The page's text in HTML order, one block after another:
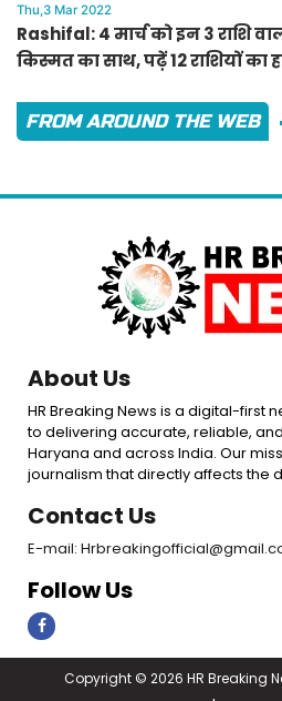
Thu,3 Mar 2022
Rashifal: 4 मार्च को इन 3 राशि
किस्मत का साथ, पढ़ें 12 राशियों का
FROM AROUND THE WEB
About Us
HR Breaking News is a digital-first
to delivering accurate, reliable,
Haryana and across India. Our
journalism that directly affects the
Contact Us
E-mail:
Follow Us
Copyright © 2026 HR Breaking